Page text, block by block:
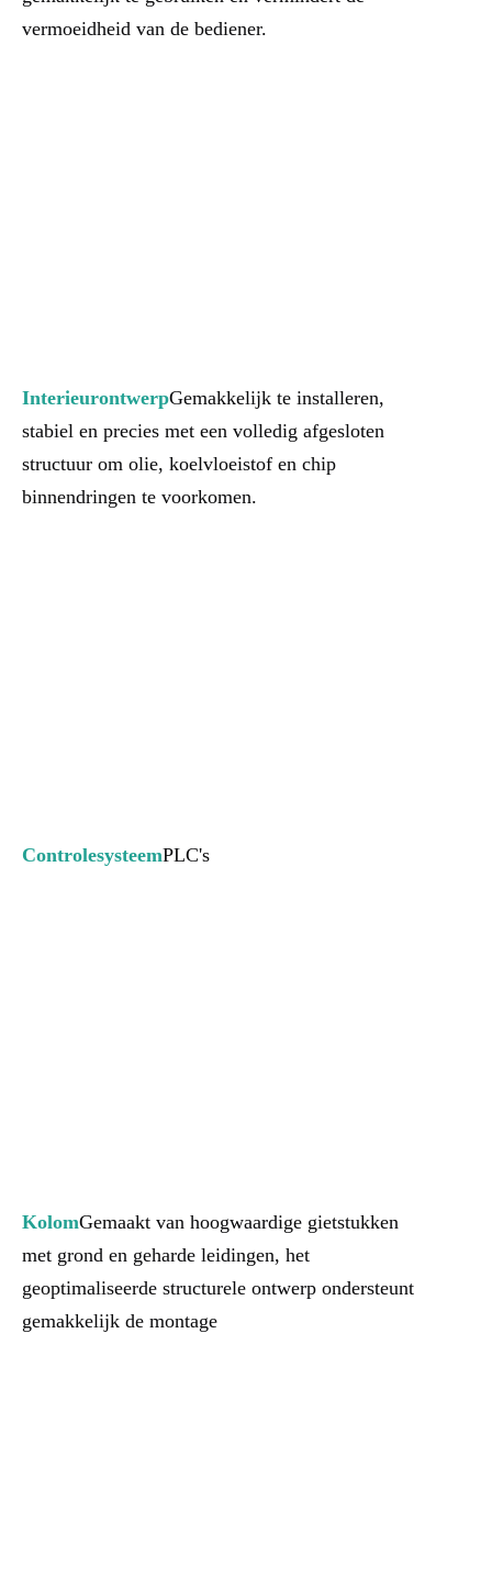
vermoeidheid van de bediener.
InterieurontwerpGemakkelijk te installeren,
stabiel en precies met een volledig afgesloten
structuur om olie, koelvloeistof en chip
binnendringen te voorkomen.
ControlesysteemPLC's
KolomGemaakt van hoogwaardige gietstukken
met grond en geharde leidingen, het
geoptimaliseerde structurele ontwerp ondersteunt
gemakkelijk de montage